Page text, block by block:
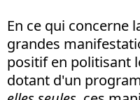
En ce qui concerne
grandes
positif en politisant
dotant d'un